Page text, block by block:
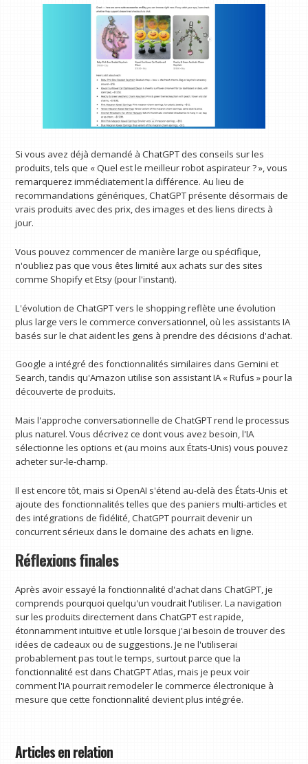
Si vous avez déjà demandé à ChatGPT des conseils sur les
produits, tels que « Quel est le meilleur robot aspirateur ? », vous
remarquerez immédiatement la différence. Au lieu de
recommandations génériques, ChatGPT présente désormais de
vrais produits avec des prix, des images et des liens directs à
jour.
Vous pouvez commencer de manière large ou spécifique,
n'oubliez pas que vous êtes limité aux achats sur des sites
comme Shopify et Etsy (pour l'instant).
L'évolution de ChatGPT vers le shopping reflète une évolution
plus large vers le commerce conversationnel, où les assistants IA
basés sur le chat aident les gens à prendre des décisions d'achat.
Google a intégré des fonctionnalités similaires dans Gemini et
Search, tandis qu'Amazon utilise son assistant IA « Rufus » pour la
découverte de produits.
Mais l'approche conversationnelle de ChatGPT rend le processus
plus naturel. Vous décrivez ce dont vous avez besoin, l'IA
sélectionne les options et (au moins aux États-Unis) vous pouvez
acheter sur-le-champ.
Il est encore tôt, mais si OpenAI s'étend au-delà des États-Unis et
ajoute des fonctionnalités telles que des paniers multi-articles et
des intégrations de fidélité, ChatGPT pourrait devenir un
concurrent sérieux dans le domaine des achats en ligne.
Réflexions finales
Après avoir essayé la fonctionnalité d'achat dans ChatGPT, je
comprends pourquoi quelqu'un voudrait l'utiliser. La navigation
sur les produits directement dans ChatGPT est rapide,
étonnamment intuitive et utile lorsque j'ai besoin de trouver des
idées de cadeaux ou de suggestions. Je ne l'utiliserai
probablement pas tout le temps, surtout parce que la
fonctionnalité est dans ChatGPT Atlas, mais je peux voir
comment l'IA pourrait remodeler le commerce électronique à
mesure que cette fonctionnalité devient plus intégrée.
Articles en relation